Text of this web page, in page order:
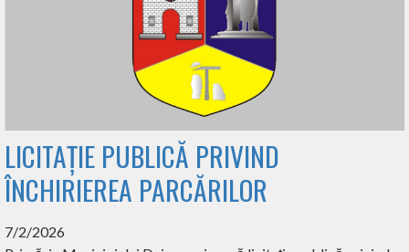
LICITAȚIE PUBLICĂ PRIVIND
ÎNCHIRIEREA PARCĂRILOR
7/2/2026